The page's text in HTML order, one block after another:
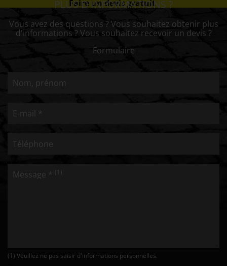
Faire un devis gratuit
PLUS D'INFORMATIONS ?
Vous avez des questions ? Vous souhaitez obtenir plus
d'informations ? Vous souhaitez recevoir un devis ?
Formulaire
Nom, prénom
E-mail *
Téléphone
Message * (1)
(1) Veuillez ne pas saisir d'informations personnelles.